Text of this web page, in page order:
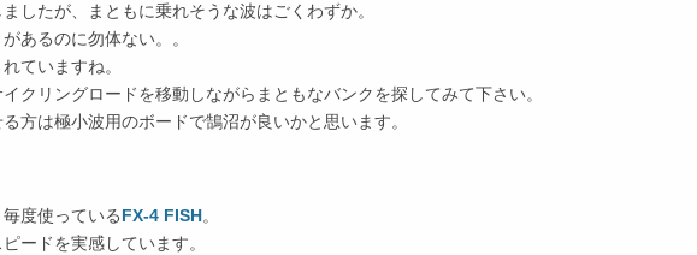
したが、まともに乗れそうな波はごくわずか。
あるのに勿体ない。。
ていますね。
クリングロードを移動しながらまともなバンクを探してみて下さい。
方は極小波用のボードで鵠沼が良いかと思います。
度使っているFX-4 FISH。
ードを実感しています。